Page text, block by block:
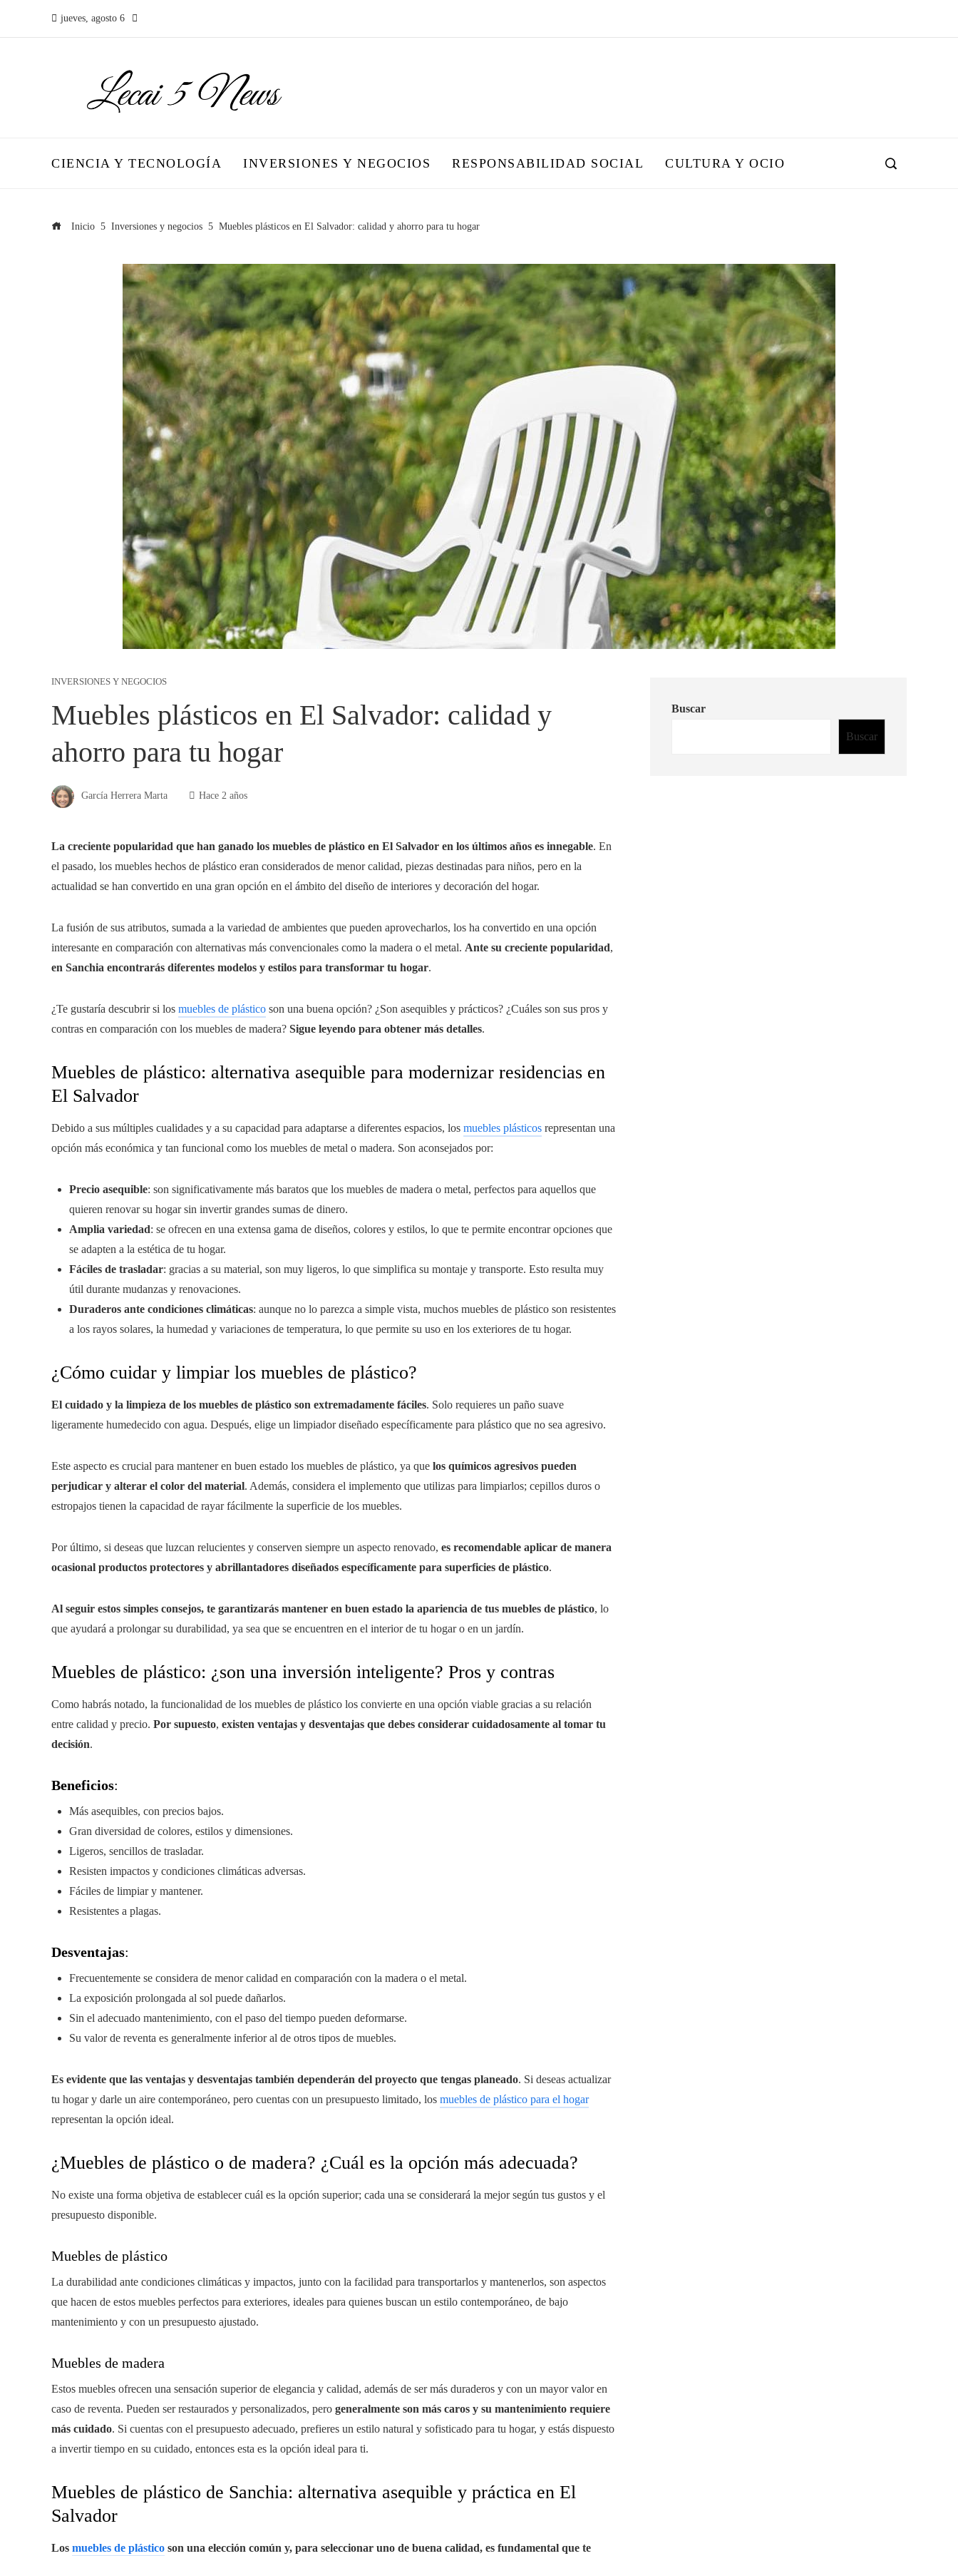
jueves, agosto 6
CIENCIA Y TECNOLOGÍA INVERSIONES Y NEGOCIOS RESPONSABILIDAD SOCIAL CULTURA Y OCIO
Inicio Inversiones y negocios Muebles plásticos en El Salvador: calidad y ahorro para tu hogar
INVERSIONES Y NEGOCIOS
Muebles plásticos en El Salvador: calidad y
ahorro para tu hogar
García Herrera Marta Hace 2 años
La creciente popularidad que han ganado los muebles de plástico en El Salvador en los últimos años es innegable. En
el pasado, los muebles hechos de plástico eran considerados de menor calidad, piezas destinadas para niños, pero en la
actualidad se han convertido en una gran opción en el ámbito del diseño de interiores y decoración del hogar.
La fusión de sus atributos, sumada a la variedad de ambientes que pueden aprovecharlos, los ha convertido en una opción
interesante en comparación con alternativas más convencionales como la madera o el metal. Ante su creciente popularidad,
en Sanchia encontrarás diferentes modelos y estilos para transformar tu hogar.
¿Te gustaría descubrir si los muebles de plástico son una buena opción? ¿Son asequibles y prácticos? ¿Cuáles son sus pros y
contras en comparación con los muebles de madera? Sigue leyendo para obtener más detalles.
Muebles de plástico: alternativa asequible para modernizar residencias en
El Salvador
Debido a sus múltiples cualidades y a su capacidad para adaptarse a diferentes espacios, los muebles plásticos representan una
opción más económica y tan funcional como los muebles de metal o madera. Son aconsejados por:
Precio asequible: son significativamente más baratos que los muebles de madera o metal, perfectos para aquellos que
quieren renovar su hogar sin invertir grandes sumas de dinero.
Amplia variedad: se ofrecen en una extensa gama de diseños, colores y estilos, lo que te permite encontrar opciones que
se adapten a la estética de tu hogar.
Fáciles de trasladar: gracias a su material, son muy ligeros, lo que simplifica su montaje y transporte. Esto resulta muy
útil durante mudanzas y renovaciones.
Duraderos ante condiciones climáticas: aunque no lo parezca a simple vista, muchos muebles de plástico son resistentes
a los rayos solares, la humedad y variaciones de temperatura, lo que permite su uso en los exteriores de tu hogar.
¿Cómo cuidar y limpiar los muebles de plástico?
El cuidado y la limpieza de los muebles de plástico son extremadamente fáciles. Solo requieres un paño suave
ligeramente humedecido con agua. Después, elige un limpiador diseñado específicamente para plástico que no sea agresivo.
Este aspecto es crucial para mantener en buen estado los muebles de plástico, ya que los químicos agresivos pueden
perjudicar y alterar el color del material. Además, considera el implemento que utilizas para limpiarlos; cepillos duros o
estropajos tienen la capacidad de rayar fácilmente la superficie de los muebles.
Por último, si deseas que luzcan relucientes y conserven siempre un aspecto renovado, es recomendable aplicar de manera
ocasional productos protectores y abrillantadores diseñados específicamente para superficies de plástico.
Al seguir estos simples consejos, te garantizarás mantener en buen estado la apariencia de tus muebles de plástico, lo
que ayudará a prolongar su durabilidad, ya sea que se encuentren en el interior de tu hogar o en un jardín.
Muebles de plástico: ¿son una inversión inteligente? Pros y contras
Como habrás notado, la funcionalidad de los muebles de plástico los convierte en una opción viable gracias a su relación
entre calidad y precio. Por supuesto, existen ventajas y desventajas que debes considerar cuidadosamente al tomar tu
decisión.
Beneficios:
Más asequibles, con precios bajos.
Gran diversidad de colores, estilos y dimensiones.
Ligeros, sencillos de trasladar.
Resisten impactos y condiciones climáticas adversas.
Fáciles de limpiar y mantener.
Resistentes a plagas.
Desventajas:
Frecuentemente se considera de menor calidad en comparación con la madera o el metal.
La exposición prolongada al sol puede dañarlos.
Sin el adecuado mantenimiento, con el paso del tiempo pueden deformarse.
Su valor de reventa es generalmente inferior al de otros tipos de muebles.
Es evidente que las ventajas y desventajas también dependerán del proyecto que tengas planeado. Si deseas actualizar
tu hogar y darle un aire contemporáneo, pero cuentas con un presupuesto limitado, los muebles de plástico para el hogar
representan la opción ideal.
¿Muebles de plástico o de madera? ¿Cuál es la opción más adecuada?
No existe una forma objetiva de establecer cuál es la opción superior; cada una se considerará la mejor según tus gustos y el
presupuesto disponible.
Muebles de plástico
La durabilidad ante condiciones climáticas y impactos, junto con la facilidad para transportarlos y mantenerlos, son aspectos
que hacen de estos muebles perfectos para exteriores, ideales para quienes buscan un estilo contemporáneo, de bajo
mantenimiento y con un presupuesto ajustado.
Muebles de madera
Estos muebles ofrecen una sensación superior de elegancia y calidad, además de ser más duraderos y con un mayor valor en
caso de reventa. Pueden ser restaurados y personalizados, pero generalmente son más caros y su mantenimiento requiere
más cuidado. Si cuentas con el presupuesto adecuado, prefieres un estilo natural y sofisticado para tu hogar, y estás dispuesto
a invertir tiempo en su cuidado, entonces esta es la opción ideal para ti.
Muebles de plástico de Sanchia: alternativa asequible y práctica en El
Salvador
Los muebles de plástico son una elección común y, para seleccionar uno de buena calidad, es fundamental que te
Buscar
Buscar